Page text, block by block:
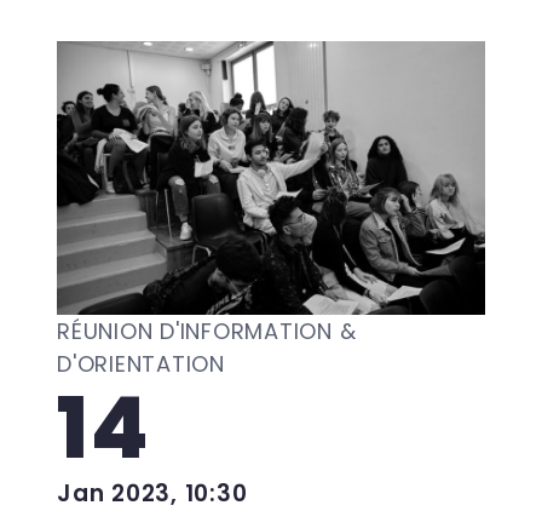
RÉUNION D'INFORMATION &
D'ORIENTATION
14
Jan 2023, 10:30